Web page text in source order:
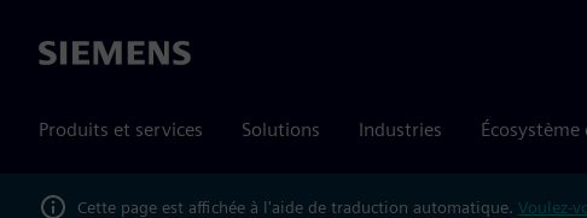
Siemens
Produits et services Solutions Industries
Cette page est affichée à l'aide de traduction automatique. Voulez-